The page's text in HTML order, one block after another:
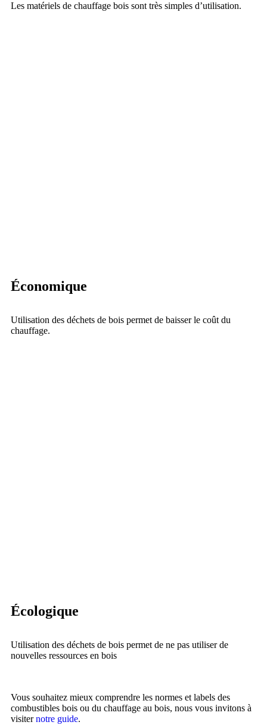
Les matériels de chauffage bois sont très simples d’utilisation.
Économique
Utilisation des déchets de bois permet de baisser le coût du
chauffage.
Écologique
Utilisation des déchets de bois permet de ne pas utiliser de
nouvelles ressources en bois
Vous souhaitez mieux comprendre les normes et labels des
combustibles bois ou du chauffage au bois, nous vous invitons à
visiternotre guide.